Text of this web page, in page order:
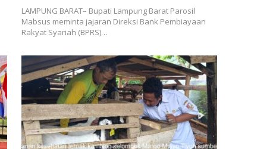
LAMPUNG BARAT– Bupati Lampung Barat Parosil
Mabsus meminta jajaran Direksi Bank Pembiayaan
Rakyat Syariah (BPRS)…